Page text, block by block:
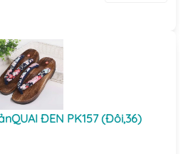
ĐEN PK157 (Đôi,36)